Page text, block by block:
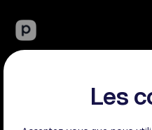
Les
Peachie : plateforme tout-en-
Créé et hébergé en